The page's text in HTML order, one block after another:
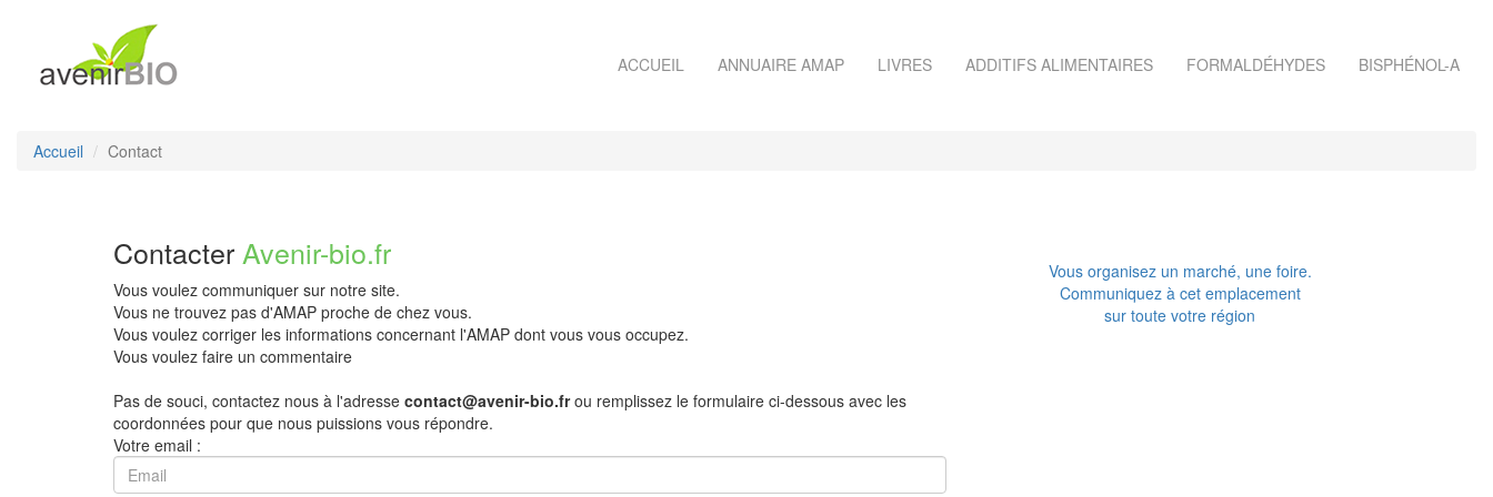
ACCUEIL ANNUAIRE AMAP LIVRES ADDITIFS ALIMENTAIRES FORMALDÉHYDES BISPHÉNOL-A
Accueil Contact
Contacter Avenir-bio.fr
Vous voulez communiquer sur notre site.
Vous ne trouvez pas d'AMAP proche de chez vous.
Vous voulez corriger les informations concernant l'AMAP dont vous vous occupez.
Vous voulez faire un commentaire
Pas de souci, contactez nous à l'adresse contact@avenir-bio.frou remplissez le formulaire ci-dessous avec les
coordonnées pour que nous puissions vous répondre.
Votre email :
Vous organisez un marché, une foire.
Communiquez à cet emplacement
sur toute votre région